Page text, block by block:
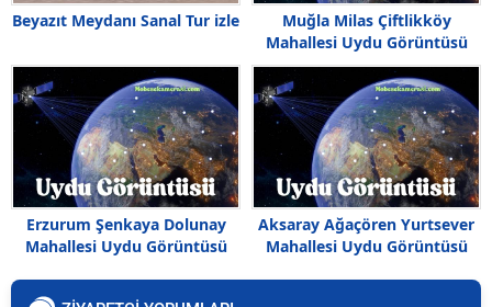
Beyazıt Meydanı Sanal Tur izle
Muğla Milas Çiftlikköy
Mahallesi Uydu Görüntüsü
Erzurum Şenkaya Dolunay
Mahallesi Uydu Görüntüsü
Aksaray Ağaçören Yurtsever
Mahallesi Uydu Görüntüsü